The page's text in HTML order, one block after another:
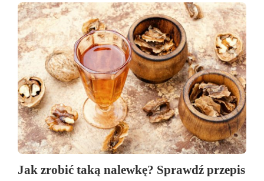
Przygotowanie:
Sałaty dokładnie umyć i osuszyć.
Figi pokroić na ćwiartki lub na mniejsze
kawałki.
Pokruszyć lub pokroić na mniejsze kawałki ser
feta.
Orzechy włoskie delikatnie prażyć na suchej
patelni, aż staną się lekko brązowe i chrupiące.
W misce wymieszać oliwę, miód i sok z cytryny
oraz sól i pieprz do smaku.
Na talerzach ułożyć sałaty i na nich ułożyć figi,
ser i prażone orzechy.
Jak zrobić taką nalewkę? Sprawdź przepis